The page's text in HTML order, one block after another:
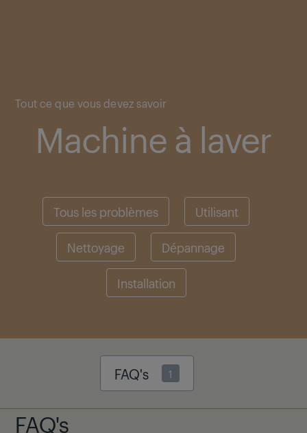
Tout ce que vous devez savoir
Machine à laver
Tous les problèmes Utilisant
Nettoyage Dépannage
Installation
FAQ's 1
FAQ's